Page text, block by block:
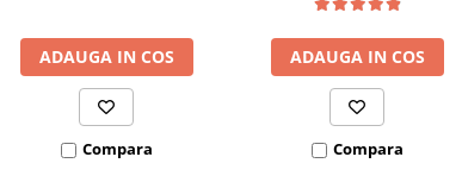
ADAUGA IN COS
Compara
ADAUGA IN COS
Compara